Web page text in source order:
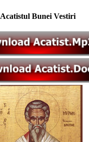
Acatistul Bunei Vestiri